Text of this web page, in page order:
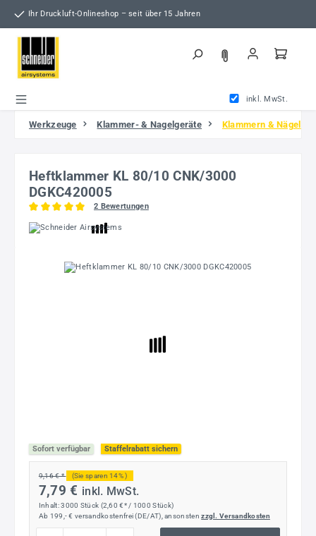
Zum Hauptinhalt springen
Ihr Druckluft-Onlineshop – seit über 15 Jahren
inkl. MwSt.
Werkzeuge Klammer- & Nagelgeräte Klammern & Nägel
Heftklammer KL 80/10 CNK/3000
DGKC420005
Durchschnittliche Bewertung von 5 von 5 Sternen
2 Bewertungen
Bildergalerie überspringen
Sofort verfügbar Staffelrabatt sichern
9,16 € * (Sie sparen 14% )
7,79 € inkl. MwSt.
Inhalt:3000 Stück (2,60 €* / 1000 Stück)
Ab 199,- € versandkostenfrei (DE/AT), ansonstenzzgl. Versandkosten